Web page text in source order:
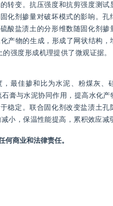
转变。抗压强度和抗剪强度测试
化剂掺量对破坏模式的影响。孔
酸盐渍土的分形维数随固化剂掺
产物的生成，形成了网状结构，
强度形成机理提供了微观证据。
最佳掺和比为水泥、粉煤灰、
膏与水泥协同作用，提高水化产
稳定。联合固化剂改变盐渍土孔
小，保温性能提高，累积效应减
商业和法律责任。